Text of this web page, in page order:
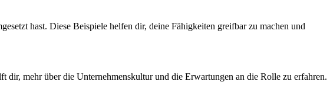
hast. Diese Beispiele helfen dir, deine Fähigkeiten greifbar zu machen und
dir, mehr über die Unternehmenskultur und die Erwartungen an die Rolle zu erfahren.